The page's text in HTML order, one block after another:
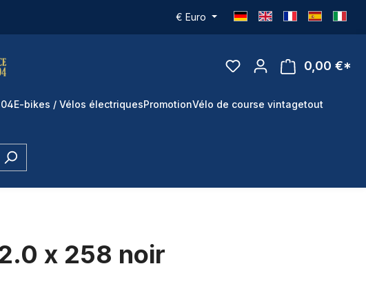
€ Euro
0,00 €*
E-bikes / Vélos électriquesPromotionVélo de course vintagetout
x 258 noir